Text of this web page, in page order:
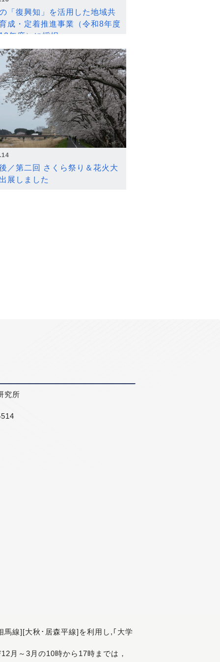
「復興知」を活用した地域共
成・定着推進事業（令和8年度
年度）に採択
／第二回 さくら祭り＆花火大
展しました
究所
線][大秋･居森平線]を利用し,｢大学
月～3月の10時から17時までは，